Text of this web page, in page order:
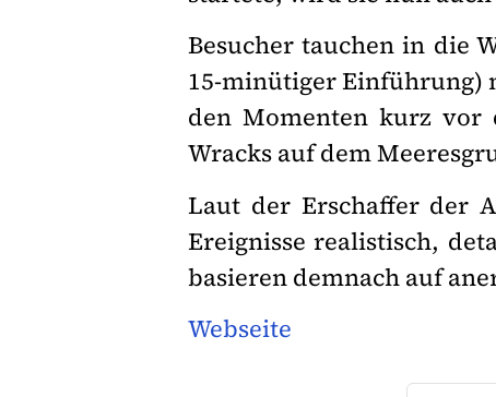
Besucher tauchen in die
15-minütiger Einführung)
den Momenten kurz
Wracks auf dem
Laut der Erschaffer der
Ereignisse realistisch,
basieren demnach auf
Webseite